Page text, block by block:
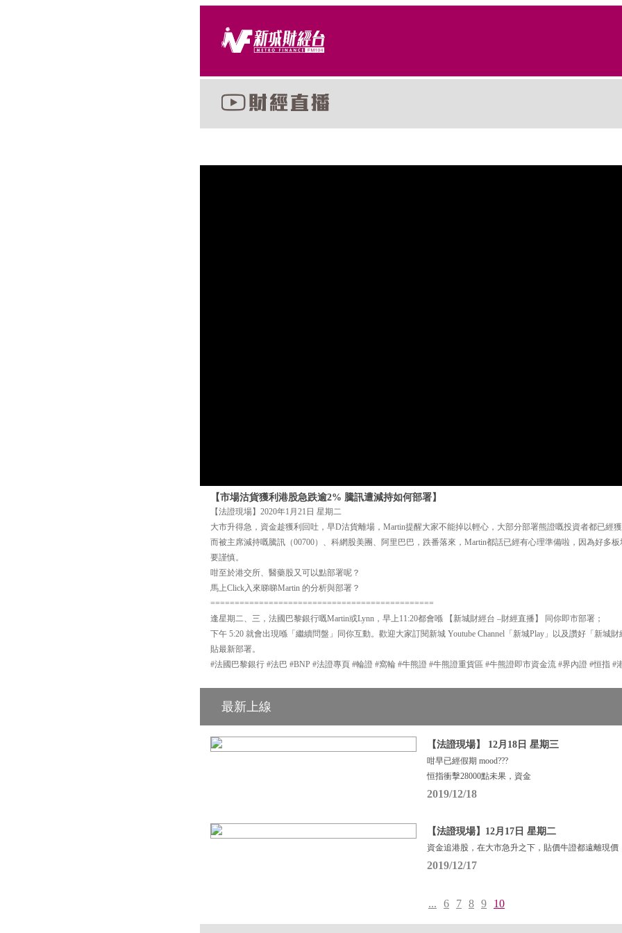
【市場沽貨獲利港股急跌逾2% 騰訊遭減持如何部署】
【法證現場】2020年1月21日 星期二
大市升得急，資金趁獲利回吐，早D沽貨離場，Martin提醒大家不能掉以輕心，大部分部署熊證嘅投資者都已經獲
而被主席減持嘅騰訊（00700）、科網股美團、阿里巴巴，跌番落來，Martin都話已經有心理準備啦，因為好多
要謹慎。
咁至於港交所、醫藥股又可以點部署呢？
馬上Click入來睇睇Martin 的分析與部署？
==============================================
逢星期二、三，法國巴黎銀行嘅Martin或Lynn，早上11:20都會喺 【新城財經台 –財經直播】 同你即市部署；
下午 5:20 就會出現喺「繼續問盤」同你互動。歡迎大家訂閱新城 Youtube Channel「新城Play」以及讚好「新城
貼最新部署。
#法國巴黎銀行 #法巴 #BNP #法證專頁 #輪證 #窩輪 #牛熊證 #牛熊證重貨區 #牛熊證即市資金流 #界內證 #恒指 #
最新上線
【法證現場】 12月18日 星期三
咁早已經假期 mood???
恒指衝擊28000點未果，資金
2019/12/18
【法證現場】12月17日 星期二
資金追港股，在大市急升之下，貼價牛證都遠離現價
2019/12/17
... 6 7 8 9 10